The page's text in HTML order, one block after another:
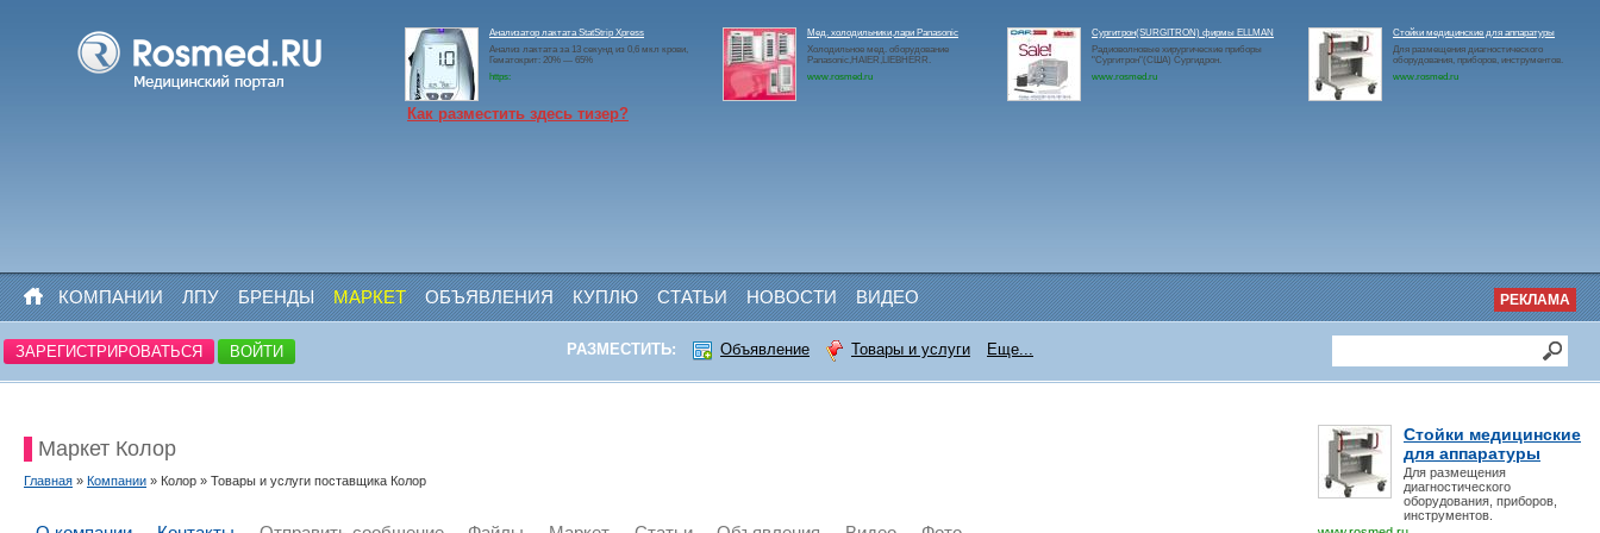
Анализатор лактата StatStrip Xpress
Анализ лактата за 13 секунд из 0,6 мкл крови,
Гематокрит: 20% — 65%
https:
Мед. холодильники,лари Panasonic
Холодильное мед. оборудование
Panasonic,HAIER,LIEBHERR.
www.rosmed.ru
Сургитрон(SURGITRON) фирмы ELLMAN
Радиоволновые хирургические приборы
"Сургитрон"(США) Сургидрон.
www.rosmed.ru
Стойки медицинские для аппаратуры
Для размещения диагностического
оборудования, приборов, инструментов.
www.rosmed.ru
Как разместить здесь тизер?
КОМПАНИИ ЛПУ БРЕНДЫ МАРКЕТ ОБЪЯВЛЕНИЯ КУПЛЮ СТАТЬИ НОВОСТИ ВИДЕО РЕКЛАМА
ЗАРЕГИСТРИРОВАТЬСЯ ВОЙТИ РАЗМЕСТИТЬ: Объявление Товары и услуги Еще...
Стойки медицинские
для аппаратуры
Для размещения
диагностического
оборудования, приборов,
инструментов.
Маркет Колор
Главная » Компании » Колор » Товары и услуги поставщика Колор